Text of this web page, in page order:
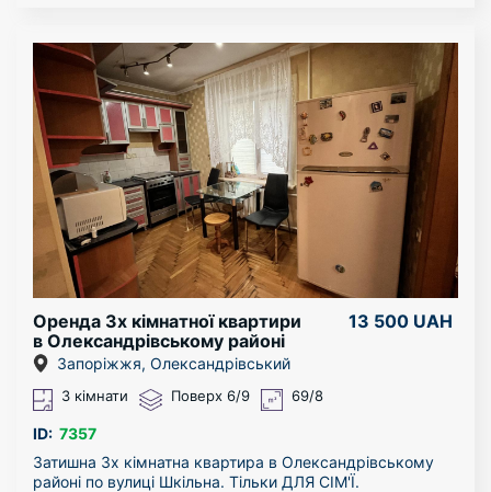
суспільного транспорту.
Розвинена інфраструктура, зручна транспортна
розв’язка та світла квартира – розкішне рішення для
тих хто шукає практичне місце для життя.
Без комісії для покупця!
Зателефонуйте та запишіться на перегляд. Чекаємо на
ваш дзвінок.
Оренда 3х кімнатної квартири
в Олександрівському районі
13 500 UAH
Запоріжжя, Олександрівський
3 кімнати Поверх 6/9 69/8
ID: 7357
Затишна 3х кімнатна квартира в Олександрівському
районі по вулиці Шкільна. Тільки ДЛЯ СІМ'Ї.